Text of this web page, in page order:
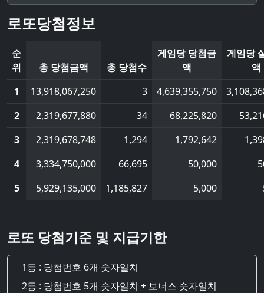
로또당첨정보
순
위
총 당첨금액 총 당첨수
게임당 당첨금
액
게임당
액
1
13,918,067,250 3 4,639,355,750
2
2,319,677,880 34 68,225,820
3
2,319,678,748 1,294 1,792,642
4
3,334,750,000 66,695 50,000
5
5,929,135,000 1,185,827 5,000
로또 당첨기준 및 지급기한
1등 : 당첨번호 6개 숫자일치
2등 : 당첨번호 5개 숫자일치 + 보너스 숫자일치